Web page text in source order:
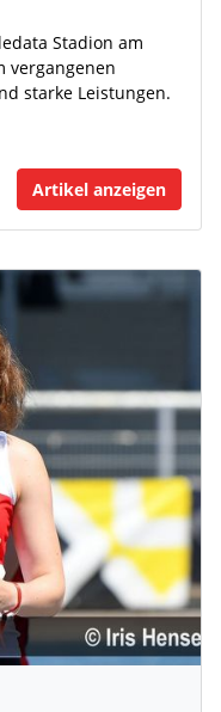
Stadion am
vergangenen
starke Leistungen.
Artikel anzeigen